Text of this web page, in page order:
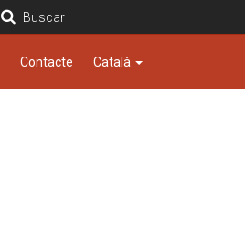
Buscar
Contacte Català